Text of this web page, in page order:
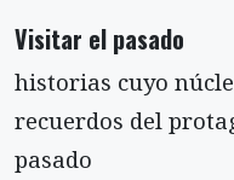
Visitar el pasado
historias cuyo
recuerdos del
pasado